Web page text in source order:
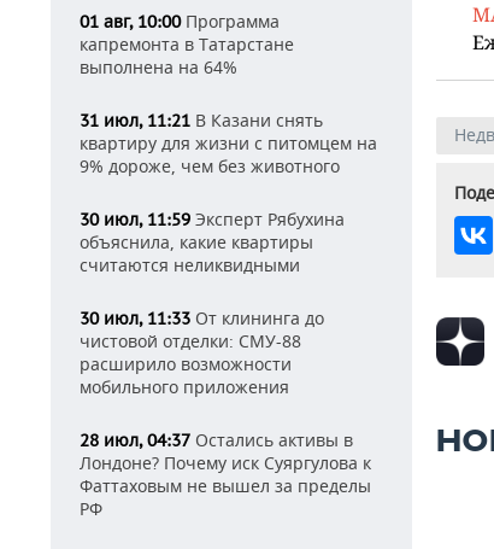
01 авг, 10:00Программа
капремонта в Татарстане
выполнена на 64%
31 июл, 11:21 В Казани снять
квартиру для жизни с питомцем на
9% дороже, чем без животного
30 июл, 11:59 Эксперт Рябухина
объяснила, какие квартиры
считаются неликвидными
30 июл, 11:33 От клининга до
чистовой отделки: СМУ-88
расширило возможности
мобильного приложения
28 июл, 04:37 Остались активы в
Лондоне? Почему иск Суяргулова к
Фаттаховым не вышел за пределы
РФ